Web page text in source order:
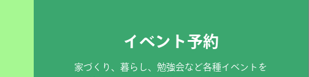
イベント予約
家づくり、暮らし、勉強会など各種イベントを